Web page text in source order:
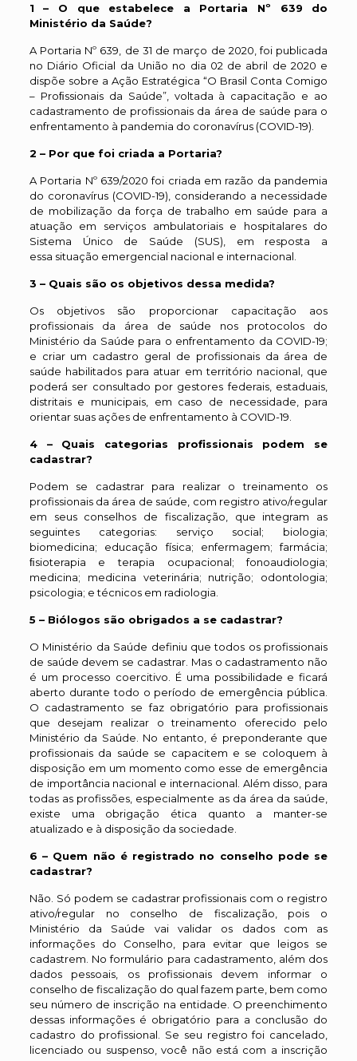
1 – O que estabelece a Portaria Nº 639 do
Ministério da Saúde?
A Portaria Nº 639, de 31 de março de 2020, foi publicada
no Diário Oficial da União no dia 02 de abril de 2020 e
dispõe sobre a Ação Estratégica “O Brasil Conta Comigo
– Proﬁssionais da Saúde”, voltada à capacitação e ao
cadastramento de profissionais da área de saúde para o
enfrentamento à pandemia do coronavírus (COVID-19).
2 – Por que foi criada a Portaria?
A Portaria Nº 639/2020 foi criada em razão da pandemia
do coronavírus (COVID-19), considerando a necessidade
de mobilização da força de trabalho em saúde para a
atuação em serviços ambulatoriais e hospitalares do
Sistema Único de Saúde (SUS), em resposta a
essa situação emergencial nacional e internacional.
3 – Quais são os objetivos dessa medida?
Os objetivos são proporcionar capacitação aos
profissionais da área de saúde nos protocolos do
Ministério da Saúde para o enfrentamento da COVID-19;
e criar um cadastro geral de profissionais da área de
saúde habilitados para atuar em território nacional, que
poderá ser consultado por gestores federais, estaduais,
distritais e municipais, em caso de necessidade, para
orientar suas ações de enfrentamento à COVID-19.
4 – Quais categorias profissionais podem se
cadastrar?
Podem se cadastrar para realizar o treinamento os
profissionais da área de saúde, com registro ativo/regular
em seus conselhos de fiscalização, que integram as
seguintes categorias: serviço social; biologia;
biomedicina; educação física; enfermagem; farmácia;
ﬁsioterapia e terapia ocupacional; fonoaudiologia;
medicina; medicina veterinária; nutrição; odontologia;
psicologia; e técnicos em radiologia.
5 – Biólogos são obrigados a se cadastrar?
O Ministério da Saúde definiu que todos os profissionais
de saúde devem se cadastrar. Mas o cadastramento não
é um processo coercitivo. É uma possibilidade e ficará
aberto durante todo o período de emergência pública.
O cadastramento se faz obrigatório para profissionais
que desejam realizar o treinamento oferecido pelo
Ministério da Saúde. No entanto, é preponderante que
profissionais da saúde se capacitem e se coloquem à
disposição em um momento como esse de emergência
de importância nacional e internacional. Além disso, para
todas as profissões, especialmente as da área da saúde,
existe uma obrigação ética quanto a manter-se
atualizado e à disposição da sociedade.
6 – Quem não é registrado no conselho pode se
cadastrar?
Não. Só podem se cadastrar profissionais com o registro
ativo/regular no conselho de fiscalização, pois o
Ministério da Saúde vai validar os dados com as
informações do Conselho, para evitar que leigos se
cadastrem. No formulário para cadastramento, além dos
dados pessoais, os profissionais devem informar o
conselho de fiscalização do qual fazem parte, bem como
seu número de inscrição na entidade. O preenchimento
dessas informações é obrigatório para a conclusão do
cadastro do profissional. Se seu registro foi cancelado,
licenciado ou suspenso, você não está com a inscrição